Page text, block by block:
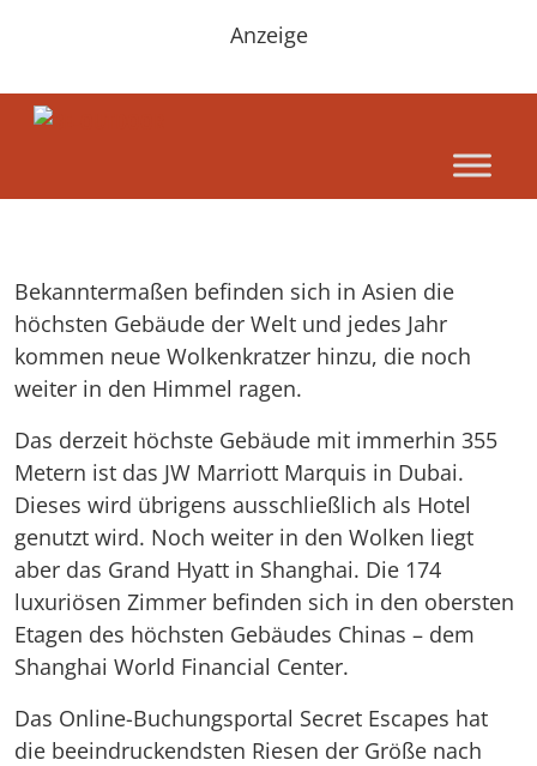
Anzeige
Bekanntermaßen befinden sich in Asien die
höchsten Gebäude der Welt und jedes Jahr
kommen neue Wolkenkratzer hinzu, die noch
weiter in den Himmel ragen.
Das derzeit höchste Gebäude mit immerhin 355
Metern ist das JW Marriott Marquis in Dubai.
Dieses wird übrigens ausschließlich als Hotel
genutzt wird. Noch weiter in den Wolken liegt
aber das Grand Hyatt in Shanghai. Die 174
luxuriösen Zimmer befinden sich in den obersten
Etagen des höchsten Gebäudes Chinas – dem
Shanghai World Financial Center.
Das Online-Buchungsportal Secret Escapes hat
die beeindruckendsten Riesen der Größe nach